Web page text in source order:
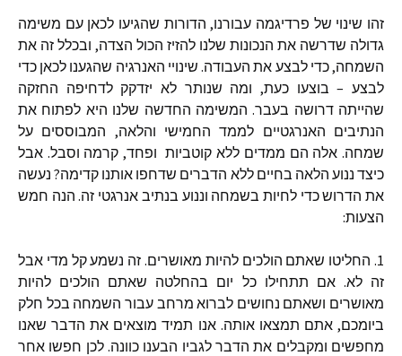
זהו שינוי של פרדיגמה עבורנו, הדורות שהגיעו לכאן עם משימה
גדולה שדרשה את הנכונות שלנו להזיז הכול הצדה, ובכלל זה את
השמחה, כדי לבצע את העבודה. שינויי האנרגיה שהגענו לכאן כדי
לבצע – בוצעו כעת, ומה שנותר לא יזדקק לדחיפה החזקה
שהייתה דרושה בעבר. המשימה החדשה שלנו היא לפתוח את
הנתיבים האנרגטיים לממד החמישי והלאה, המבוססים על
שמחה. אלה הם ממדים ללא קוטביות ופחד, קרמה וסבל. אבל
כיצד ננוע הלאה בחיים ללא הדברים שדחפו אותנו קדימה? נעשה
את הדרוש כדי לחיות בשמחה וננוע בנתיב אנרגטי זה. הנה חמש
הצעות:
1. החליטו שאתם הולכים להיות מאושרים. זה נשמע קל מדי אבל
זה לא. אם תתחילו כל יום בהחלטה שאתם הולכים להיות
מאושרים ושאתם נחושים לברוא מרחב עבור השמחה בכל חלק
ביומכם, אתם תמצאו אותה. אנו תמיד מוצאים את הדבר שאנו
מחפשים ומקבלים את הדבר לגביו הבענו כוונה. לכן חפשו אחר